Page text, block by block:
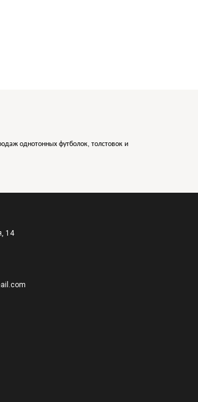
однотонных футболок, толстовок и
14